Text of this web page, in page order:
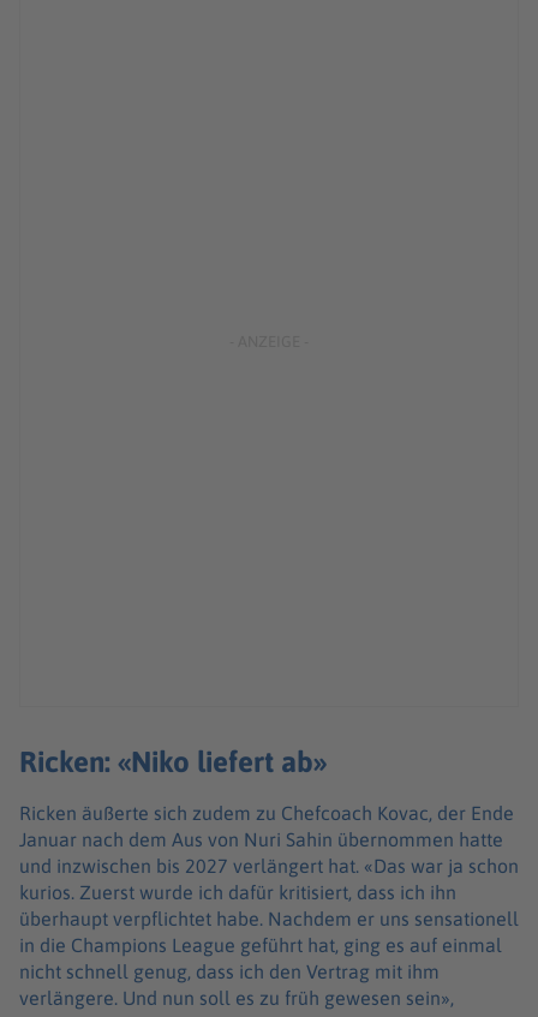
Ricken: «Niko liefert ab»
Ricken äußerte sich zudem zu Chefcoach Kovac, der Ende
Januar nach dem Aus von Nuri Sahin übernommen hatte
und inzwischen bis 2027 verlängert hat. «Das war ja schon
kurios. Zuerst wurde ich dafür kritisiert, dass ich ihn
überhaupt verpflichtet habe. Nachdem er uns sensationell
in die Champions League geführt hat, ging es auf einmal
nicht schnell genug, dass ich den Vertrag mit ihm
verlängere. Und nun soll es zu früh gewesen sein»,